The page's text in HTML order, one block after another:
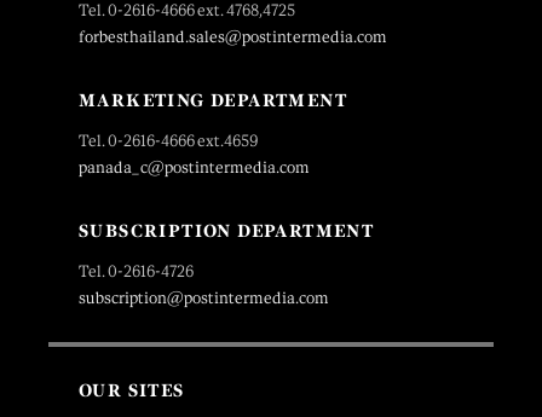
Tel. 0-2616-4666 ext. 4768,4725
forbesthailand.sales@postintermedia.com
MARKETING DEPARTMENT
Tel. 0-2616-4666 ext.4659
panada_c@postintermedia.com
SUBSCRIPTION DEPARTMENT
Tel. 0-2616-4726
subscription@postintermedia.com
OUR SITES